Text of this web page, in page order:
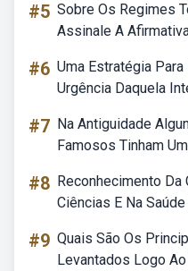
#5 Sobre Os Regimes
Assinale A
#6 Uma Estratégia
Urgência Daquela
#7 Na Antiguidade
Famosos Tinham
#8 Reconhecimento Da
Ciências E Na
#9 Quais São Os
Levantados Logo